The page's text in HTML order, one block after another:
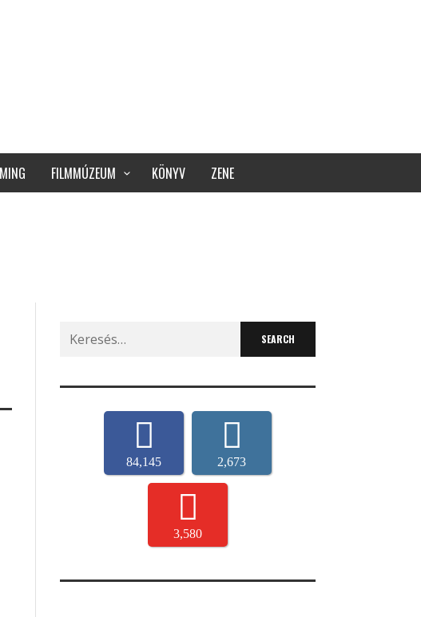
FILMMÚZEUM KÖNYV ZENE
Search
for:
84,145 2,673
3,580